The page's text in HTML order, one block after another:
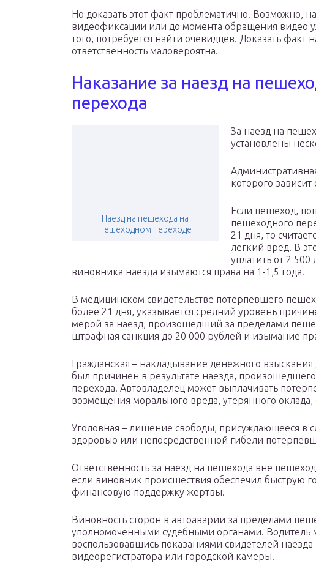
Но доказать этот факт проблематично. Возможно,
видеофиксации или до момента обращения видео
того, потребуется найти очевидцев. Доказать факт
ответственность маловероятна.
Наказание за наезд на
перехода
Наезд на пешехода на
пешеходном переходе
За наезд на
установлены
которого
Если пешеход,
пешеходного
21 дня, то
легкий вред. В
уплатить от 2
виновника наезда изымаются права на 1-1,5 года.
В медицинском свидетельстве потерпевшего
более 21 дня, указывается средний уровень
мерой за наезд, произошедший за пределами
штрафная санкция до 20 000 рублей и изымание
Гражданская – накладывание денежного
был причинен в результате наезда,
перехода. Автовладелец может выплачивать
возмещения морального вреда, утерянного оклада,
Уголовная – лишение свободы, присуждающееся в
здоровью или непосредственной гибели
Ответственность за наезд на пешехода вне
если виновник происшествия обеспечил быструю
финансовую поддержку жертвы.
Виновность сторон в автоаварии за пределами
уполномоченными судебными органами. Водитель
воспользовавшись показаниями свидетелей
видеорегистратора или городской камеры.